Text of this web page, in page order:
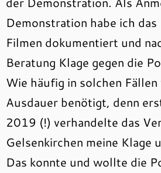
Demonstration habe ich das
Filmen dokumentiert und
Beratung Klage gegen die
Wie häufig in solchen
Ausdauer benötigt, denn
2019 (!) verhandelte das
Gelsenkirchen meine Klage
Das konnte und wollte die